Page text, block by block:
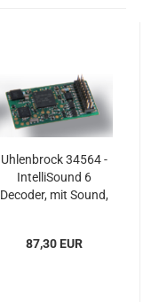
Uhlenbrock 34564 -
IntelliSound 6
Decoder, mit Sound,
87,30 EUR